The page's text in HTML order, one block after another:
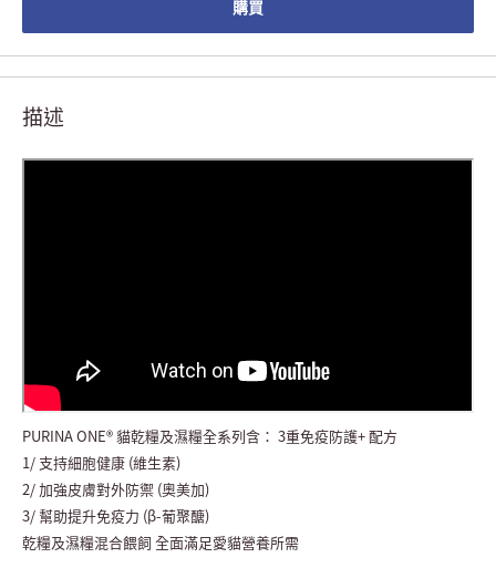
購買
描述
PURINA ONE® 貓乾糧及濕糧全系列含： 3重免疫防護+ 配方
1/ 支持細胞健康 (維生素)
2/ 加強皮膚對外防禦 (奧美加)
3/ 幫助提升免疫力 (β-葡聚醣)
乾糧及濕糧混合餵飼 全面滿足愛貓營養所需